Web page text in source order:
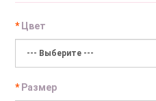
Цвет
Размер